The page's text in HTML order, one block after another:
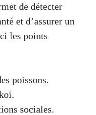
de détecter
et d’assurer un
les points
poissons.
sociales.